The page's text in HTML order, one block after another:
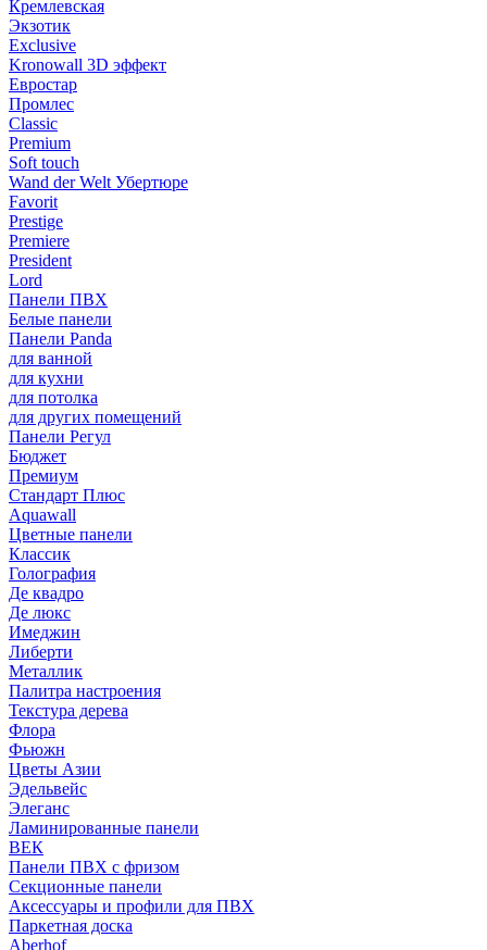
Кремлевская
Экзотик
Exclusive
Kronowall 3D эффект
Евростар
Промлес
Classic
Premium
Soft touch
Wand der Welt Убертюре
Favorit
Prestige
Premiere
President
Lord
Панели ПВХ
Белые панели
Панели Panda
для ванной
для кухни
для потолка
для других помещений
Панели Регул
Бюджет
Премиум
Стандарт Плюс
Aquawall
Цветные панели
Классик
Голография
Де квадро
Де люкс
Имеджин
Либерти
Металлик
Палитра настроения
Текстура дерева
Флора
Фьюжн
Цветы Азии
Эдельвейс
Элеганс
Ламинированные панели
ВЕК
Панели ПВХ с фризом
Секционные панели
Аксессуары и профили для ПВХ
Паркетная доска
Aberhof